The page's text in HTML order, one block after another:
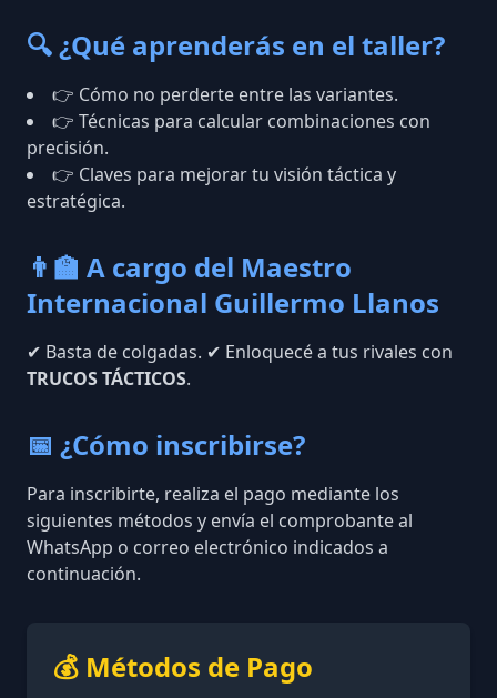
🔍 ¿Qué aprenderás en el taller?
👉 Cómo no perderte entre las variantes.
👉 Técnicas para calcular combinaciones con
precisión.
👉 Claves para mejorar tu visión táctica y
estratégica.
👨‍🏫 A cargo del Maestro
Internacional Guillermo Llanos
✔ Basta de colgadas. ✔ Enloquecé a tus rivales con
TRUCOS TÁCTICOS.
📅 ¿Cómo inscribirse?
Para inscribirte, realiza el pago mediante los
siguientes métodos y envía el comprobante al
WhatsApp o correo electrónico indicados a
continuación.
💰 Métodos de Pago